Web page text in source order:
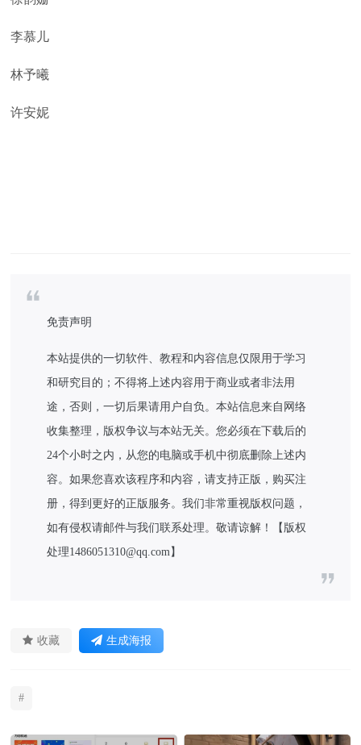
李慕儿
林予曦
许安妮
免责声明
本站提供的一切软件、教程和内容信息仅限用于学习
和研究目的；不得将上述内容用于商业或者非法用
途，否则，一切后果请用户自负。本站信息来自网络
收集整理，版权争议与本站无关。您必须在下载后的
24个小时之内，从您的电脑或手机中彻底删除上述内
容。如果您喜欢该程序和内容，请支持正版，购买注
册，得到更好的正版服务。我们非常重视版权问题，
如有侵权请邮件与我们联系处理。敬请谅解！【版权
处理1486051310@qq.com】
收藏 生成海报
#